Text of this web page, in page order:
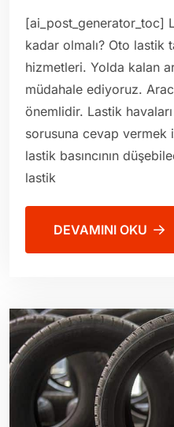
[ai_post_generator_toc]
kadar olmalı? Oto lastik
hizmetleri. Yolda kalan
müdahale ediyoruz.
önemlidir. Lastik havaları
sorusuna cevap vermek
lastik basıncının
lastik
DEVAMINI OKU